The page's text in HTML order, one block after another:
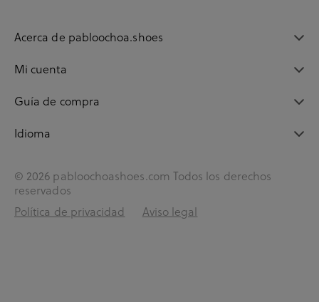
Acerca de pabloochoa.shoes
Mi cuenta
Guía de compra
Idioma
© 2026 pabloochoashoes.com Todos los derechos
reservados
Política de privacidad
Aviso legal